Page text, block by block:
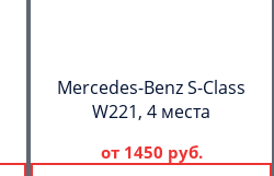
Mercedes-Benz S-Class
W221, 4 места
от 1450 руб.